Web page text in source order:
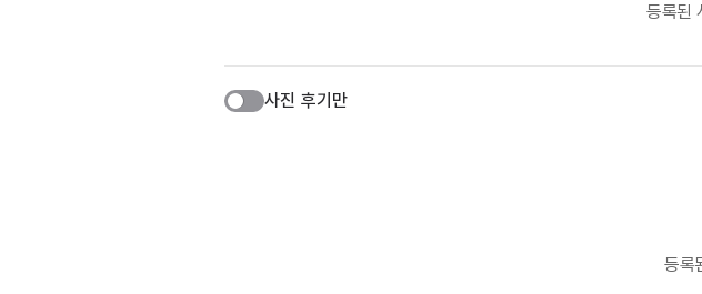
등록된
사진 후기만
등록